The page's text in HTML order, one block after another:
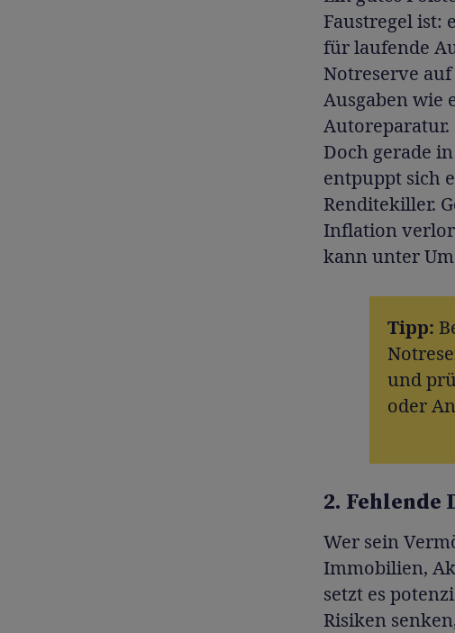
Faustregel ist:
für laufende
Notreserve
Ausgaben wie
Autoreparatur.
Doch gerade
entpuppt sich
Renditekiller.
Inflation
kann unter
Tipp:
und
oder
2. Fehlende
Wer sein
Immobilien,
setzt es
Risiken